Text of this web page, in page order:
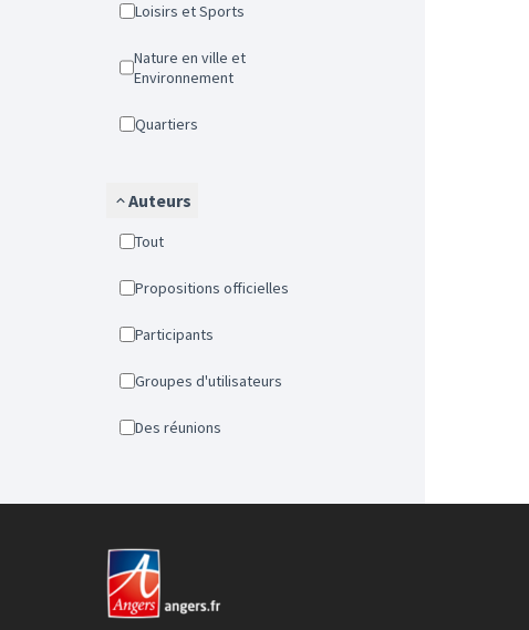
Loisirs et Sports
Nature en ville et
Environnement
Quartiers
Auteurs
Tout
Propositions officielles
Participants
Groupes d'utilisateurs
Des réunions